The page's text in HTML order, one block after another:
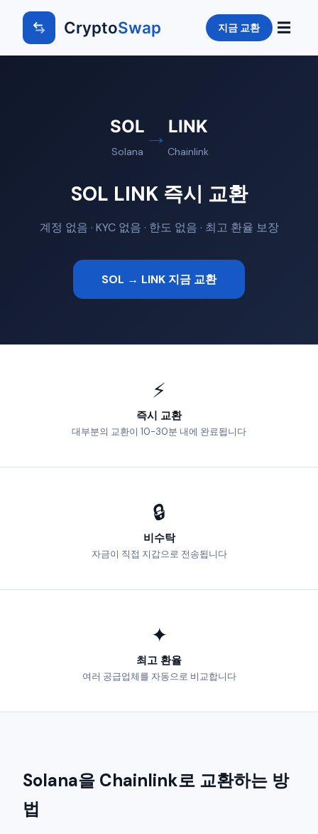
CryptoSwap 지금 교환 ☰
SOL
Solana
→ LINK
Chainlink
SOL LINK 즉시 교환
계정 없음 · KYC 없음 · 한도 없음 · 최고 환율 보장
SOL → LINK 지금 교환
⚡
즉시 교환
대부분의 교환이 10-30분 내에 완료됩니다
🔒
비수탁
자금이 직접 지갑으로 전송됩니다
✦
최고 환율
여러 공급업체를 자동으로 비교합니다
Solana을 Chainlink로 교환하는 방
법